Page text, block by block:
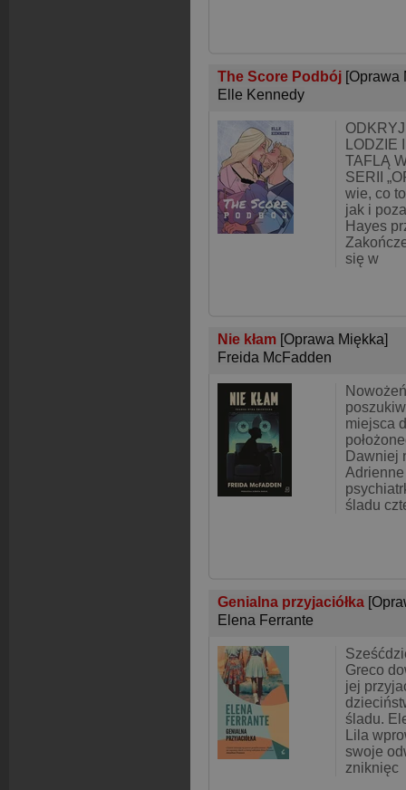
The Score Podbój [Oprawa
Elle Kennedy
LODZIE
TAFLĄ
SERII
wie, co
jak i
Hayes
się w
Nie kłam [Oprawa Miękka]
Freida McFadden
miejsca
Dawniej
śladu
Genialna przyjaciółka
Elena Ferrante
Greco
jej
śladu.
Lila
swoje
zniknięc